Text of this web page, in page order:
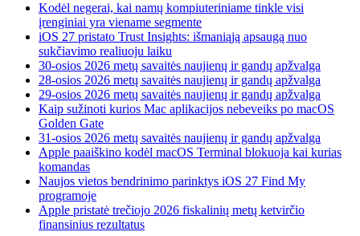
Kodėl negerai, kai namų kompiuteriniame tinkle visi
įrenginiai yra viename segmente
iOS 27 pristato Trust Insights: išmaniąją apsaugą nuo
sukčiavimo realiuoju laiku
30-osios 2026 metų savaitės naujienų ir gandų apžvalga
28-osios 2026 metų savaitės naujienų ir gandų apžvalga
29-osios 2026 metų savaitės naujienų ir gandų apžvalga
Kaip sužinoti kurios Mac aplikacijos nebeveiks po macOS
Golden Gate
31-osios 2026 metų savaitės naujienų ir gandų apžvalga
Apple paaiškino kodėl macOS Terminal blokuoja kai kurias
komandas
Naujos vietos bendrinimo parinktys iOS 27 Find My
programoje
Apple pristatė trečiojo 2026 fiskalinių metų ketvirčio
finansinius rezultatus